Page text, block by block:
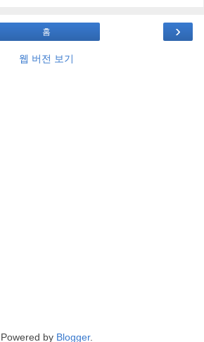
›
홈
웹 버전 보기
Powered by Blogger.